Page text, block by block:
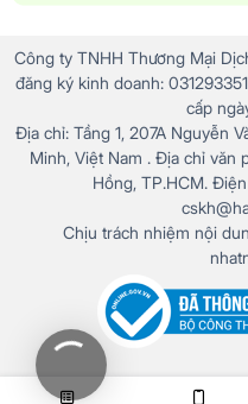
Công ty TNHH Thương Mại
đăng ký kinh doanh:
cấp
Địa chỉ: Tầng 1, 207A Nguyễn
Minh, Việt Nam . Địa chỉ văn
Hồng, TP.HCM. Điện
Chịu trách nhiệm nội